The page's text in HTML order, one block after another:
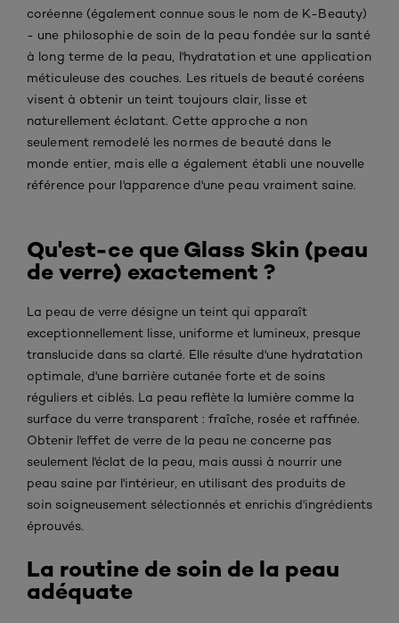
coréenne (également connue sous le nom de K-Beauty)
- une philosophie de soin de la peau fondée sur la santé
à long terme de la peau, l'hydratation et une application
méticuleuse des couches. Les rituels de beauté coréens
visent à obtenir un teint toujours clair, lisse et
naturellement éclatant. Cette approche a non
seulement remodelé les normes de beauté dans le
monde entier, mais elle a également établi une nouvelle
référence pour l'apparence d'une peau vraiment saine.
Qu'est-ce que Glass Skin (peau
de verre) exactement ?
La peau de verre désigne un teint qui apparaît
exceptionnellement lisse, uniforme et lumineux, presque
translucide dans sa clarté. Elle résulte d'une hydratation
optimale, d'une barrière cutanée forte et de soins
réguliers et ciblés. La peau reflète la lumière comme la
surface du verre transparent : fraîche, rosée et raffinée.
Obtenir l'effet de verre de la peau ne concerne pas
seulement l'éclat de la peau, mais aussi à nourrir une
peau saine par l'intérieur, en utilisant des produits de
soin soigneusement sélectionnés et enrichis d'ingrédients
éprouvés.
La routine de soin de la peau
adéquate